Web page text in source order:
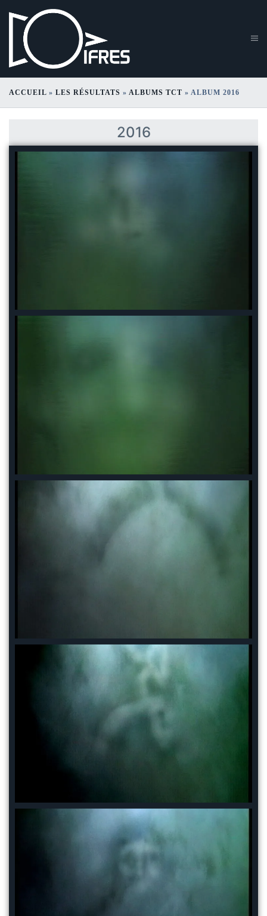
ACCUEIL » LES RÉSULTATS » ALBUMS TCT » ALBUM 2016
2016